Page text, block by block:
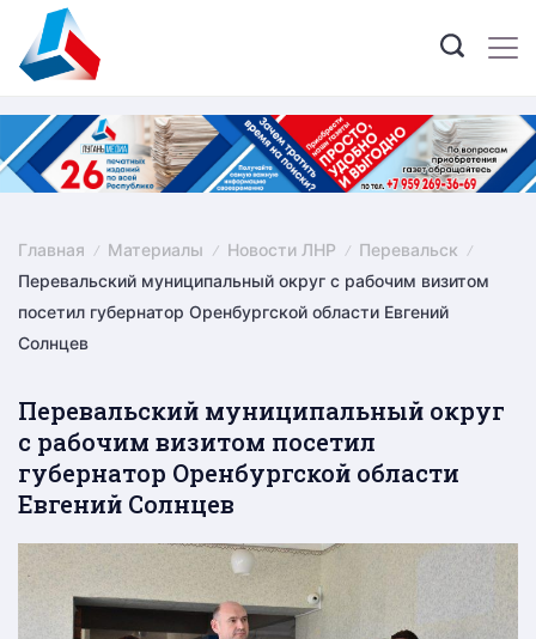
content
Главная Материалы Новости ЛНР
Перевальск
Перевальский муниципальный округ с рабочим визитом
посетил губернатор Оренбургской области Евгений
Солнцев
Перевальский муниципальный округ
с рабочим визитом посетил
губернатор Оренбургской области
Евгений Солнцев